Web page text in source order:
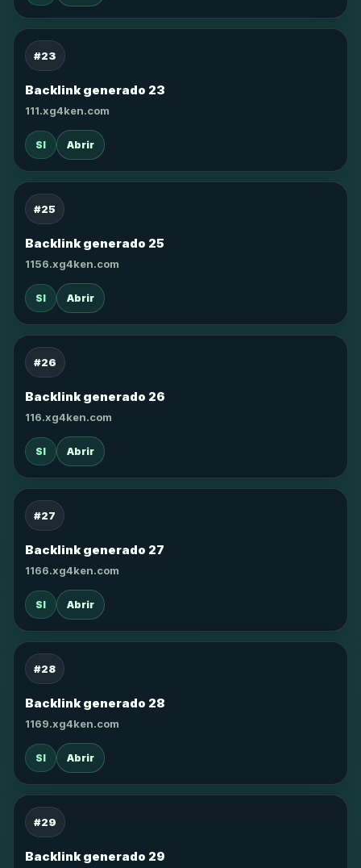
#23
Backlink generado 23
111.xg4ken.com
SI Abrir
#25
Backlink generado 25
1156.xg4ken.com
SI Abrir
#26
Backlink generado 26
116.xg4ken.com
SI Abrir
#27
Backlink generado 27
1166.xg4ken.com
SI Abrir
#28
Backlink generado 28
1169.xg4ken.com
SI Abrir
#29
Backlink generado 29